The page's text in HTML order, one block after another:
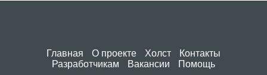
Главная О проекте Холст
Контакты
Разработчикам
Вакансии Помощь